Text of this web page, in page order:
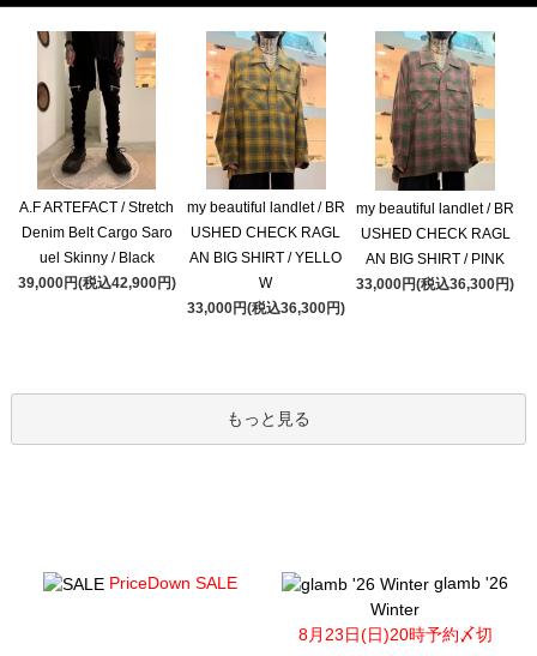
A.F ARTEFACT / Stretch
Denim Belt Cargo Saro
uel Skinny / Black
39,000円(税込42,900円)
my beautiful landlet / BR
USHED CHECK RAGL
AN BIG SHIRT / YELLO
W
33,000円(税込36,300円)
my beautiful landlet / BR
USHED CHECK RAGL
AN BIG SHIRT / PINK
33,000円(税込36,300円)
もっと見る
PriceDown SALE
glamb '26
Winter
8月23日(日)20時予約〆切